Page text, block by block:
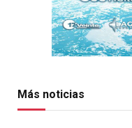
Más noticias